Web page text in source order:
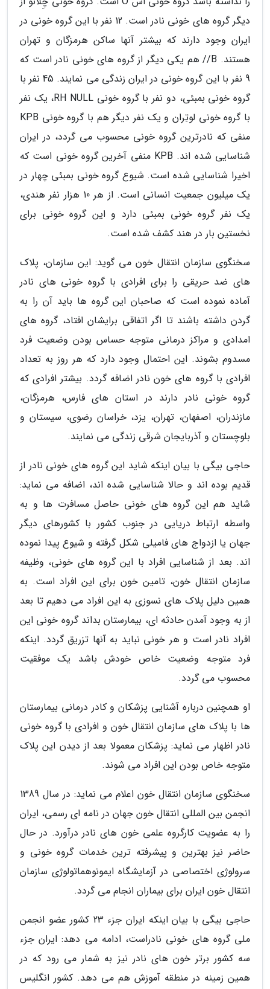
دیگر گروه های خونی نادر است. 12 نفر با این گروه خونی در
ایران وجود دارند که بیشتر آنها ساکن هرمزگان و تهران
هستند. B// هم یکی دیگر از گروه های خونی نادر است که
9 نفر با این گروه خونی در ایران زندگی می نمایند. 45 نفر با
گروه خونی بمبئی، دو نفر با گروه خونی RH NULL، یک نفر
با گروه خونی لوتِران و یک نفر دیگر هم با گروه خونی KPB
منفی که نادرترین گروه خونی محسوب می گردد، در ایران
شناسایی شده اند. KPB منفی آخرین گروه خونی است که
اخیرا شناسایی شده است. شیوع گروه خونی بمبئی چهار در
یک میلیون جمعیت انسانی است. از هر 10 هزار نفر هندی،
یک نفر گروه خونی بمبئی دارد و این گروه خونی برای
نخستین بار در هند کشف شده است.
سخنگوی سازمان انتقال خون می گوید: این سازمان، پلاک
های ضد حریقی را برای افرادی با گروه خونی های نادر
آماده نموده است که صاحبان این گروه ها باید آن را به
گردن داشته باشند تا اگر اتفاقی برایشان افتاد، گروه های
امدادی و مراکز درمانی متوجه حساس بودن وضعیت فرد
مسدوم بشوند. این احتمال وجود دارد که هر روز به تعداد
افرادی با گروه های خون نادر اضافه گردد. بیشتر افرادی که
گروه خونی نادر دارند در استان های فارس، هرمزگان،
مازندران، اصفهان، تهران، یزد، خراسان رضوی، سیستان و
بلوچستان و آذربایجان شرقی زندگی می نمایند.
حاجی بیگی با بیان اینکه شاید این گروه های خونی نادر از
قدیم بوده اند و حالا شناسایی شده اند، اضافه می نماید:
شاید هم این گروه های خونی حاصل مسافرت ها و به
واسطه ارتباط دریایی در جنوب کشور با کشورهای دیگر
جهان یا ازدواج های فامیلی شکل گرفته و شیوع پیدا نموده
اند. بعد از شناسایی افراد با این گروه های خونی، وظیفه
سازمان انتقال خون، تامین خون برای این افراد است. به
همین دلیل پلاک های نسوزی به این افراد می دهیم تا بعد
از به وجود آمدن حادثه ای، بیمارستان بداند گروه خونی این
افراد نادر است و هر خونی نباید به آنها تزریق گردد. اینکه
فرد متوجه وضعیت خاص خودش باشد یک موفقیت
محسوب می گردد.
او همچنین درباره آشنایی پزشکان و کادر درمانی بیمارستان
ها با پلاک های سازمان انتقال خون و افرادی با گروه خونی
نادر اظهار می نماید: پزشکان معمولا بعد از دیدن این پلاک
متوجه خاص بودن این افراد می شوند.
سخنگوی سازمان انتقال خون اعلام می نماید: در سال 1389
انجمن بین المللی انتقال خون جهان در نامه ای رسمی، ایران
را به عضویت کارگروه علمی خون های نادر درآورد. در حال
حاضر نیز بهترین و پیشرفته ترین خدمات گروه خونی و
سرولوژی اختصاصی در آزمایشگاه ایمونوهماتولوژی سازمان
انتقال خون ایران برای بیماران انجام می گردد.
حاجی بیگی با بیان اینکه ایران جزء 23 کشور عضو انجمن
ملی گروه های خونی نادراست، ادامه می دهد: ایران جزء
سه کشور برتر خون های نادر نیز به شمار می رود که در
همین زمینه در منطقه آموزش هم می دهد. کشور انگلیس